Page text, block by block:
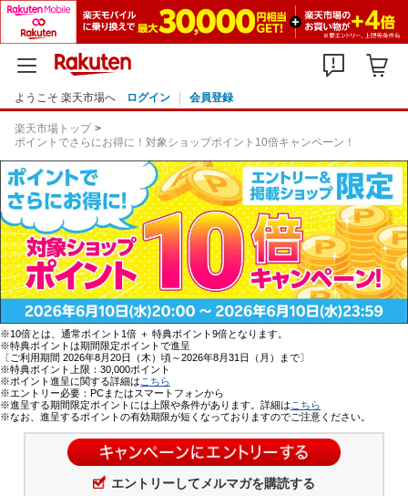
ようこそ 楽天市場へ ログイン 会員登録
楽天市場トップ
ポイントでさらにお得に！対象ショップポイント10倍キャンペーン！
※10倍とは、通常ポイント1倍 ＋ 特典ポイント9倍となります。
※特典ポイントは期間限定ポイントで進呈
〔ご利用期間 2026年8月20日（木）頃～2026年8月31日（月）まで〕
※特典ポイント上限：30,000ポイント
※ポイント進呈に関する詳細は こちら
※エントリー必要：PCまたはスマートフォンから
※進呈する期間限定ポイントには上限や条件があります。詳細は こちら
※なお、進呈するポイントの有効期限が短くなっておりますのでご注意ください。
エントリーしてメルマガを購読する